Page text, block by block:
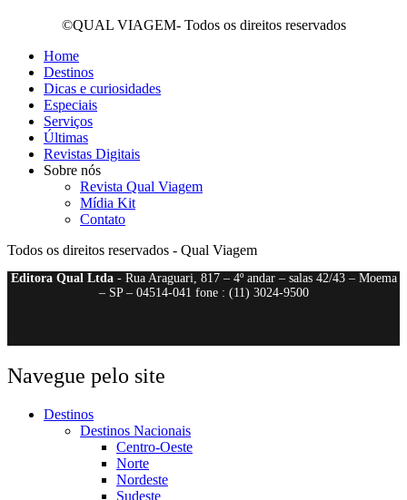
©QUAL VIAGEM- Todos os direitos reservados
Home
Destinos
Dicas e curiosidades
Especiais
Serviços
Últimas
Revistas Digitais
Sobre nós
Revista Qual Viagem
Mídia Kit
Contato
Todos os direitos reservados - Qual Viagem
Editora Qual Ltda- Rua Araguari, 817 – 4º andar – salas 42/43 – Moema
– SP – 04514-041 fone : (11) 3024-9500
Navegue pelo site
Destinos
Destinos Nacionais
Centro-Oeste
Norte
Nordeste
Sudeste